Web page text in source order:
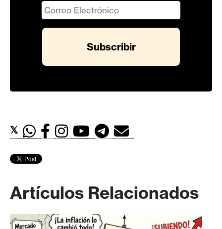
𝕏
Artículos Relacionados